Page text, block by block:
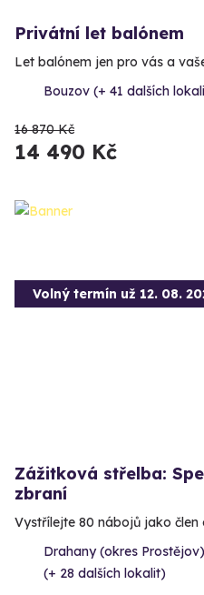
Privátní let balónem
Let balónem jen pro vás a
Bouzov (+ 41 dalších
16 870 Kč
14 490 Kč
Volný termín už 12. 08.
Zážitková střelba:
zbraní
Vystřílejte 80 nábojů jako člen
Drahany (okres Prostějov)
(+ 28 dalších lokalit)